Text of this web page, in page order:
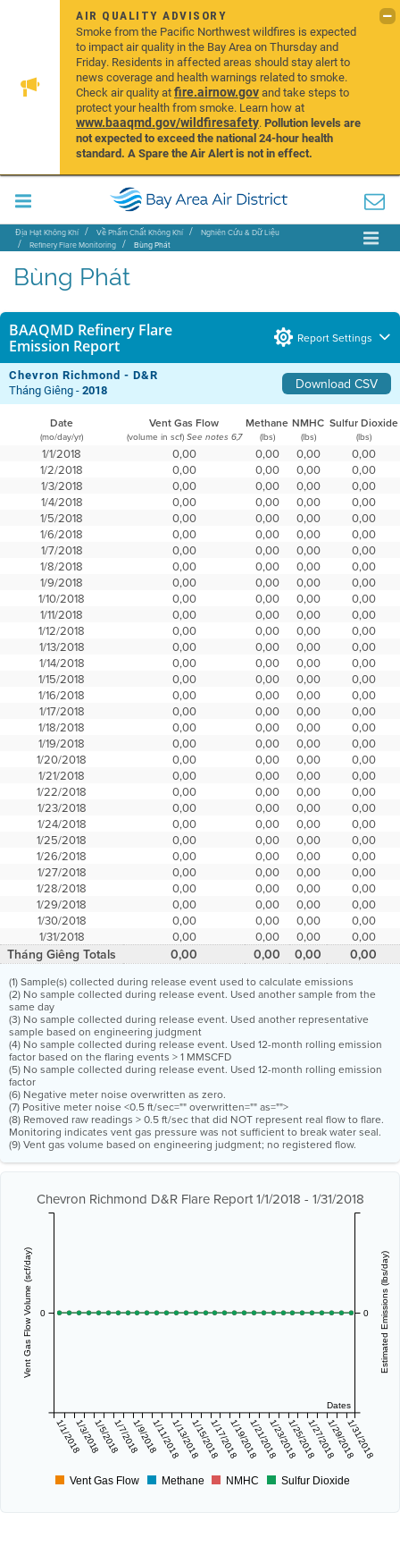
AIR QUALITY ADVISORY
Smoke from the Pacific Northwest wildfires is expected
to impact air quality in the Bay Area on Thursday and
Friday. Residents in affected areas should stay alert to
news coverage and health warnings related to smoke.
Check air quality atfire.airnow.govand take steps to
protect your health from smoke. Learn how at
www.baaqmd.gov/wildfiresafety.Pollution levels are
not expected to exceed the national 24-hour health
standard. A Spare the Air Alert is not in effect.
Địa Hạt Không Khí Về Phẩm Chất Không Khí
Nghiên Cứu & Dữ Liệu
Refinery Flare Monitoring
Bùng Phát
Bùng Phát
BAAQMD Refinery Flare
Emission Report
Report Settings
Chevron Richmond - D&R Download CSV
Tháng Giêng -2018
Date Vent Gas Flow Methane NMHC Sulfur Dioxide
(mo/day/yr) (volume in scf) See notes 6,7 (lbs) (lbs) (lbs)
1/1/2018 0,00 0,00 0,00
0,00
1/2/2018
0,00 0,00 0,00
0,00
1/3/2018
0,00 0,00 0,00
0,00
1/4/2018
0,00 0,00 0,00
0,00
1/5/2018
0,00 0,00 0,00
0,00
1/6/2018
0,00 0,00 0,00
0,00
1/7/2018
0,00 0,00 0,00
0,00
1/8/2018
0,00 0,00 0,00
0,00
1/9/2018
0,00 0,00 0,00
0,00
1/10/2018
0,00 0,00 0,00
0,00
1/11/2018
0,00 0,00 0,00
0,00
1/12/2018
0,00 0,00 0,00
0,00
1/13/2018
0,00 0,00 0,00
0,00
1/14/2018
0,00 0,00 0,00
0,00
1/15/2018
0,00 0,00 0,00
0,00
1/16/2018
0,00 0,00 0,00
0,00
1/17/2018
0,00 0,00 0,00
0,00
1/18/2018
0,00 0,00 0,00
0,00
1/19/2018
0,00 0,00 0,00
0,00
1/20/2018
0,00 0,00 0,00
0,00
1/21/2018
0,00 0,00 0,00
0,00
1/22/2018
0,00 0,00 0,00
0,00
1/23/2018
0,00 0,00 0,00
0,00
1/24/2018
0,00 0,00 0,00
0,00
1/25/2018
0,00 0,00 0,00
0,00
1/26/2018
0,00 0,00 0,00
0,00
1/27/2018
0,00 0,00 0,00
0,00
1/28/2018
0,00 0,00 0,00
0,00
1/29/2018
0,00 0,00 0,00
0,00
1/30/2018
0,00 0,00 0,00
0,00
1/31/2018
0,00 0,00 0,00 0,00
Tháng Giêng Totals 0,00 0,00 0,00 0,00
(1) Sample(s) collected during release event used to calculate emissions
(2) No sample collected during release event. Used another sample from the
same day
(3) No sample collected during release event. Used another representative
sample based on engineering judgment
(4) No sample collected during release event. Used 12-month rolling emission
factor based on the flaring events > 1 MMSCFD
(5) No sample collected during release event. Used 12-month rolling emission
factor
(6) Negative meter noise overwritten as zero.
(7) Positive meter noise <0.5 ft/sec="" overwritten="" as="">
(8) Removed raw readings > 0.5 ft/sec that did NOT represent real flow to flare.
Monitoring indicates vent gas pressure was not sufficient to break water seal.
(9) Vent gas volume based on engineering judgment; no registered flow.
Chevron Richmond D&R Flare Report 1/1/2018 - 1/31/2018
Dates
1/1/20181/3/20181/5/20181/7/20181/9/20181/11/20181/13/20181/15/20181/17/20181/19/20181/21/20181/23/20181/25/20181/27/20181/29/20181/31/2018
Vent Gas Flow Volume (scf/day) 0 Estimated Emissions (lbs/day)
0
Vent Gas Flow Methane NMHC Sulfur Dioxide